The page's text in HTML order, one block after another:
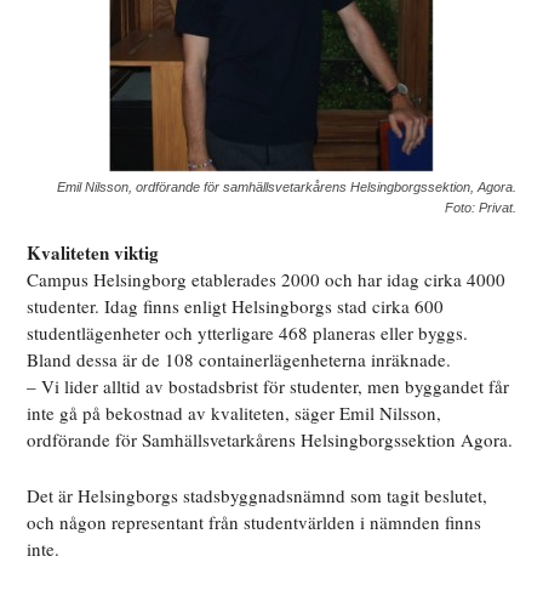
Emil Nilsson, ordförande för samhällsvetarkårens Helsingborgssektion, Agora.
Foto: Privat.
Kvaliteten viktig
Campus Helsingborg etablerades 2000 och har idag cirka 4000
studenter. Idag finns enligt Helsingborgs stad cirka 600
studentlägenheter och ytterligare 468 planeras eller byggs.
Bland dessa är de 108 containerlägenheterna inräknade.
– Vi lider alltid av bostadsbrist för studenter, men byggandet får
inte gå på bekostnad av kvaliteten, säger Emil Nilsson,
ordförande för Samhällsvetarkårens Helsingborgssektion Agora.
Det är Helsingborgs stadsbyggnadsnämnd som tagit beslutet,
och någon representant från studentvärlden i nämnden finns
inte.